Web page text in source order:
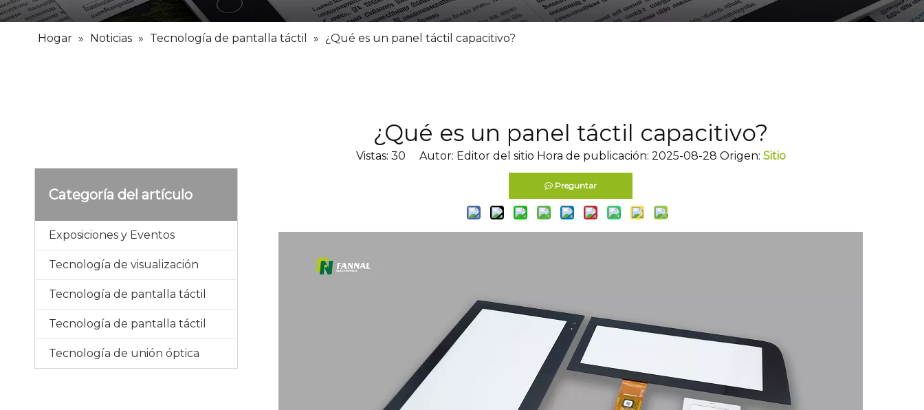
Hogar » Noticias » Tecnología de pantalla táctil » ¿Qué es un panel táctil capacitivo?
Categoría del artículo
Exposiciones y Eventos
Tecnología de visualización
Tecnología de pantalla táctil
Tecnología de pantalla táctil
Tecnología de unión óptica
¿Qué es un panel táctil capacitivo?
Vistas: 30 Autor: Editor del sitio Hora de publicación: 2025-08-28 Origen: Sitio
Preguntar